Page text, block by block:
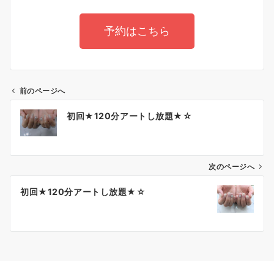
予約はこちら
前のページへ
初回★120分アートし放題★☆
次のページへ
初回★120分アートし放題★☆